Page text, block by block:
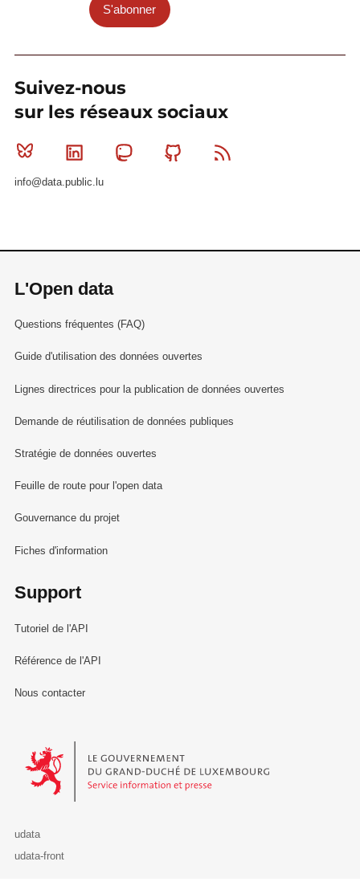
S'abonner
Suivez-nous
sur les réseaux sociaux
Bluesky Linkedin MastodonGithub
info@data.public.lu
L'Open data
Questions fréquentes (FAQ)
Guide d'utilisation des données ouvertes
Lignes directrices pour la publication de données ouvertes
Demande de réutilisation de données publiques
Stratégie de données ouvertes
Feuille de route pour l'open data
Gouvernance du projet
Fiches d'information
Support
Tutoriel de l'API
Référence de l'API
Nous contacter
Le Gouvernement du Grand-Duché de Luxembourg - Service
udata
udata-front